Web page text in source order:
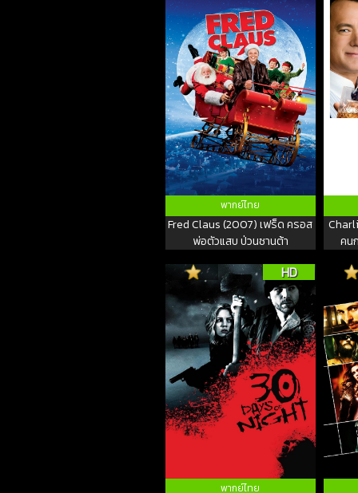
พากย์ไทย
Fred Claus (2007) เฟร็ด ครอส
พ่อตัวแสบ ป่วนซานต้า
คน
HD
พากย์ไทย